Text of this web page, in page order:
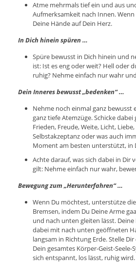
Atme mehrmals tief ein und aus
Aufmerksamkeit nach Innen.
Deine Hände auf Dein Herz.
In Dich hinein spüren …
Spüre bewusst in Dich hinein und
ist: Ist es eng oder weit? Hell oder
ruhig? Nehme einfach nur wahr
Dein Inneres bewusst „bedenken“ …
Nehme noch einmal ganz bewusst
ganz tiefe Atemzüge. Schicke dabei
Frieden, Freude, Weite, Licht,
Selbstakzeptanz oder was auch
Moment am besten unterstützt, in
Achte darauf, was sich dabei in Dir
gilt: Nehme einfach nur wahr,
Bewegung zum „Herunterfahren“ …
Wenn Du möchtest, unterstütze
Bremsen, indem Du Deine Arme
und nach unten gleiten lässt.
dabei mit nach unten geöffneten
langsam in Richtung Erde. Stelle
Dein gesamtes Körper-Geist-
sich entspannt, los lässt, ruhig wird.